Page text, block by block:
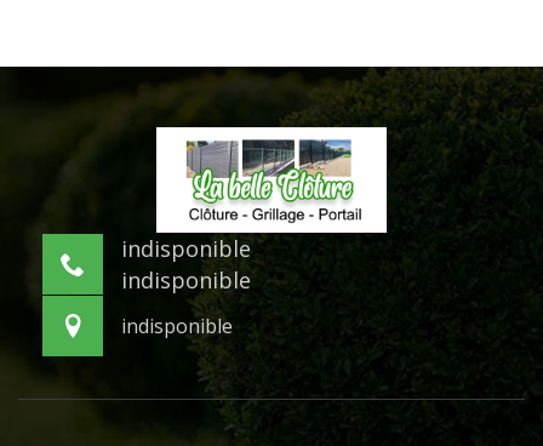
indisponible
indisponible
indisponible